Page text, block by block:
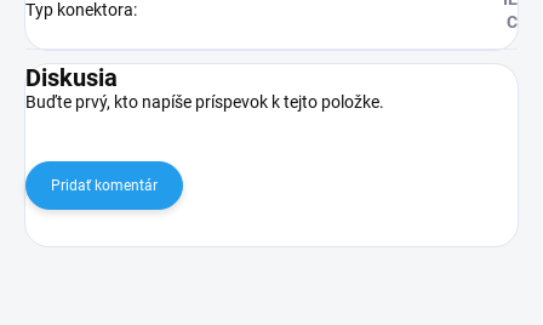
Typ konektora:
C
Diskusia
Buďte prvý, kto napíše príspevok k tejto položke.
Pridať komentár